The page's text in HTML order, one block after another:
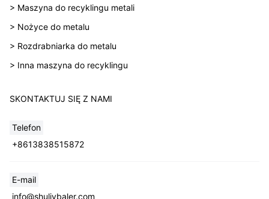
> Maszyna do recyklingu metali
> Nożyce do metalu
> Rozdrabniarka do metalu
> Inna maszyna do recyklingu
SKONTAKTUJ SIĘ Z NAMI
Telefon
+8613838515872
E-mail
info@shuliybaler.com